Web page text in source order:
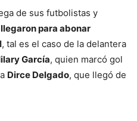
de sus futbolistas y
para abonar
, tal es el caso de la delantera
García, quien marcó gol
Dirce Delgado, que llegó de